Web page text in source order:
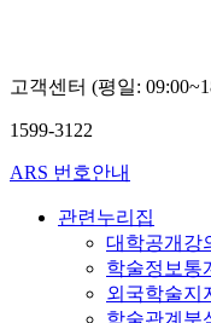
고객센터 (평일:
1599-3122
ARS 번호안내
관련누리집
대학공개강
학술정보통
외국학술지